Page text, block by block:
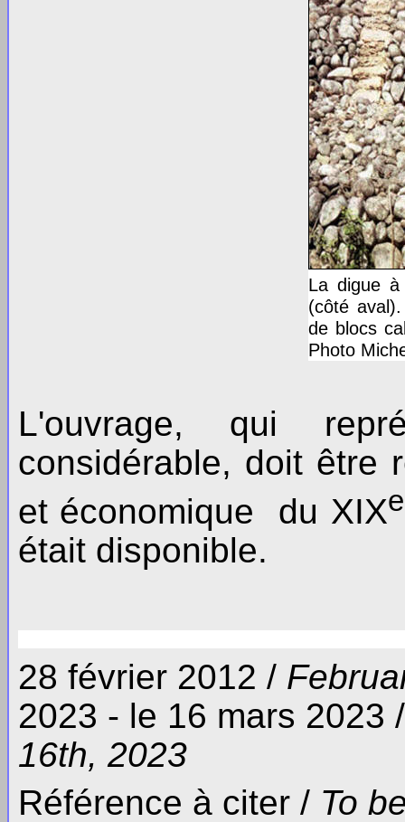
La digue
(côté
de blocs
Photo
L'ouvrage, qui
considérable, doit être
et économique du XIXe
était disponible.
28 février 2012 /
2023 - le 16 mars 2023 /
16th, 2023
Référence à citer / To